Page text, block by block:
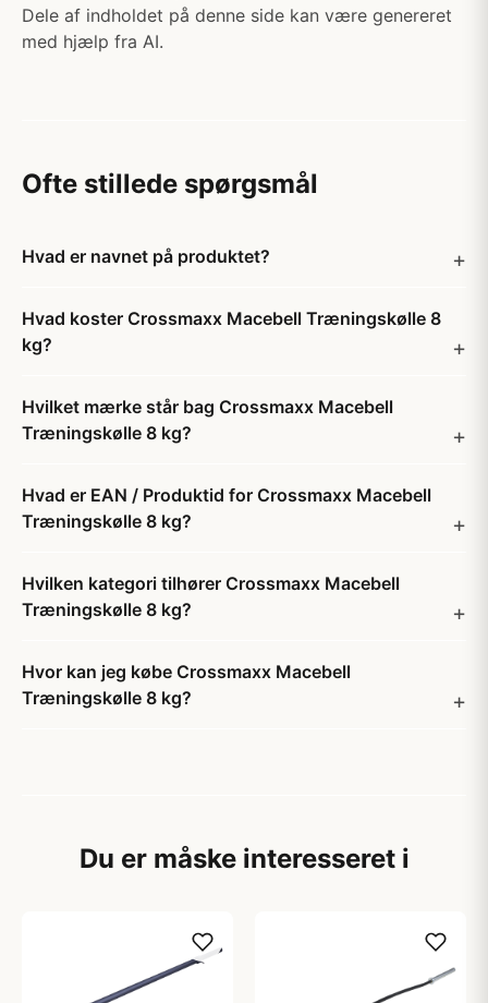
Dele af indholdet på denne side kan være genereret
med hjælp fra AI.
Ofte stillede spørgsmål
Hvad er navnet på produktet?
Hvad koster Crossmaxx Macebell Træningskølle 8
kg?
Hvilket mærke står bag Crossmaxx Macebell
Træningskølle 8 kg?
Hvad er EAN / Produktid for Crossmaxx Macebell
Træningskølle 8 kg?
Hvilken kategori tilhører Crossmaxx Macebell
Træningskølle 8 kg?
Hvor kan jeg købe Crossmaxx Macebell
Træningskølle 8 kg?
Du er måske interesseret i